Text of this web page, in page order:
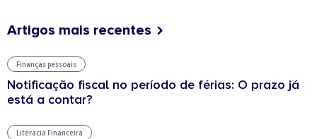
Artigos mais recentes
Finanças pessoais
Notificação fiscal no período de férias: O prazo já
está a contar?
Literacia Financeira